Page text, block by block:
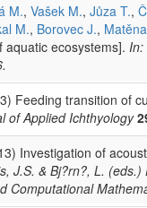
M., Vašek M., Jůza T.,
M., Borovec J.,
aquatic ecosystems].
Feeding transition of
of Applied Ichthyology
Investigation of
J.S. & Bj?rn?, L.
Computational